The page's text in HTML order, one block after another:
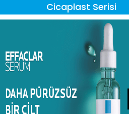
Cicaplast Serisi